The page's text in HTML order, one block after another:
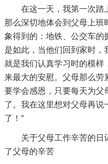
在这一天，我第一次踏
那么深切地体会到父母上班
象得到的：地铁、公交车的
是如此，当他们回到家时，
就是我们认真学习时的模样
来最大的安慰。父母那么劳
要学会感恩，只要每天为父
了。我在这里想对父母再说
了！”
关于父母工作辛苦的日
了父母的辛苦